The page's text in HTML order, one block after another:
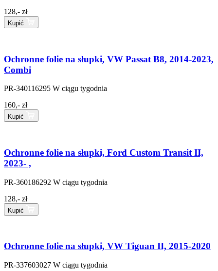
128,- zł
Kupić
Ochronne folie na słupki, VW Passat B8, 2014-2023,
Combi
PR-340116295 W ciągu tygodnia
160,- zł
Kupić
Ochronne folie na słupki, Ford Custom Transit II,
2023- ,
PR-360186292 W ciągu tygodnia
128,- zł
Kupić
Ochronne folie na słupki, VW Tiguan II, 2015-2020
PR-337603027 W ciągu tygodnia